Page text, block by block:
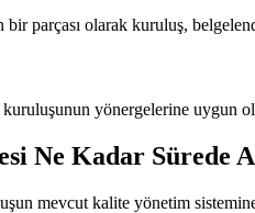
bir parçası olarak kuruluş,
yönergelerine uygun
Ne Kadar Sürede
mevcut kalite yönetim